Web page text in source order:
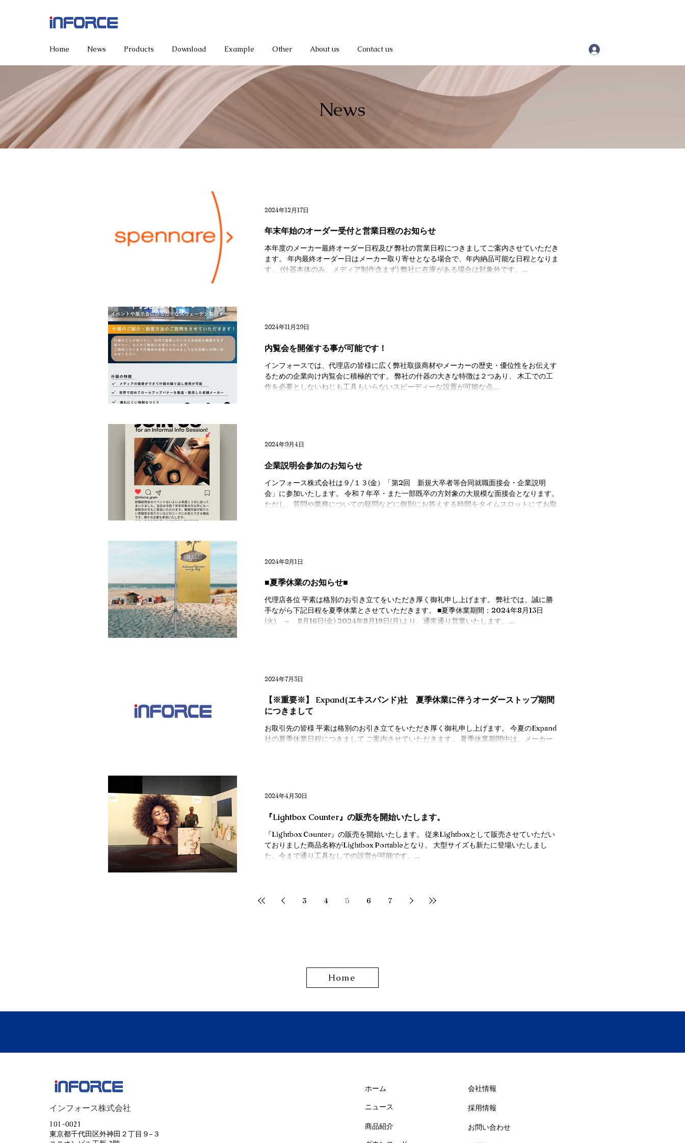
Home News Products Download Example Other About us Contact us
News
年末年始のオーダー受付と営業日程のお知らせ
本年度のメーカー最終オーダー日程及び 弊社の営業日程につきましてご案内させていただき
ます。 年内最終オーダー日はメーカー取り寄せとなる場合で、年内納品可能な日程となりま
す。 (什器本体のみ、メディア制作含まず) 弊社に在庫がある場合は対象外です。...
2024年12月17日
内覧会を開催する事が可能です！
インフォースでは、代理店の皆様に広く弊社取扱商材やメーカーの歴史・優位性をお伝えす
るための企業向け内覧会に積極的です。 弊社の什器の大きな特徴は２つあり、 木工での工
作を必要としないねじも工具もいらないスピーディーな設置が可能な点...
2024年11月29日
企業説明会参加のお知らせ
インフォース株式会社は９/１３(金）「第2回 新規大卒者等合同就職面接会・企業説明
会」に参加いたします。 令和７年卒・また一部既卒の方対象の大規模な面接会となります。
ただし、質問や業務についての疑問などに個別にお答えする時間をタイムスロットにてお取
2024年9月4日
■夏季休業のお知らせ■
代理店各位 平素は格別のお引き立てをいただき厚く御礼申し上げます。 弊社では、誠に勝
手ながら下記日程を夏季休業とさせていただきます。 ■夏季休業期間：2024年8月13日
(火) ～ 8月16日(金) 2024年8月19日(月)より、通常通り営業いたします。...
2024年8月1日
【※重要※】 Expand(エキスパンド)社 夏季休業に伴うオーダーストップ期間
につきまして
お取引先の皆様 平素は格別のお引き立てをいただき厚く御礼申し上げます。 今夏のExpand
社の夏季休業日程につきまして ご案内させていただきます。 夏季休業期間中は、メーカー
2024年7月3日
『Lightbox Counter』の販売を開始いたします。
『Lightbox Counter』の販売を開始いたします。 従来Lightboxとして販売させていただい
ておりました商品名称がLightbox Portableとなり、 大型サイズも新たに登場いたしまし
た。今まで通り工具なしでの設営が可能です。...
2024年4月30日
3 4 5 6 7
Home
インフォース株式会社
101-0021
東京都千代田区外神田２丁目９−３
ホーム
ニュース
商品紹介
​会社情報
採用情報
お問い合わせ